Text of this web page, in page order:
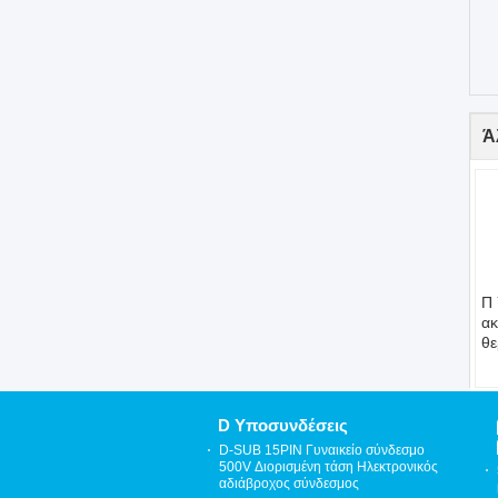
Π
-
D Υποσυνδέσεις
D-SUB 15PIN Γυναικείο σύνδεσμο
500V Διορισμένη τάση Ηλεκτρονικός
αδιάβροχος σύνδεσμος